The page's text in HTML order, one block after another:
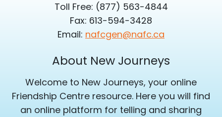
Toll Free: (877) 563-4844
Fax: 613-594-3428
Email: nafcgen@nafc.ca
About New Journeys
Welcome to New Journeys, your online
Friendship Centre resource. Here you will find
an online platform for telling and sharing